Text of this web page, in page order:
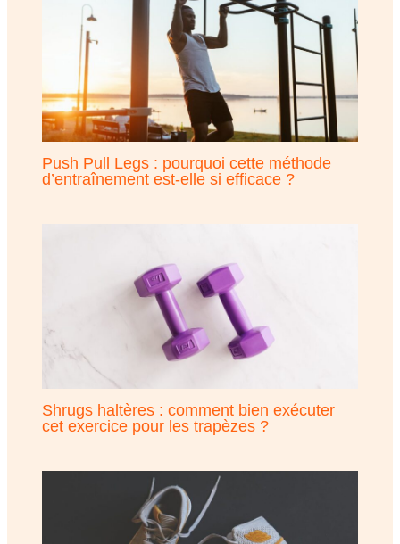
Push Pull Legs : pourquoi cette méthode
d’entraînement est-elle si efficace ?
Shrugs haltères : comment bien exécuter
cet exercice pour les trapèzes ?